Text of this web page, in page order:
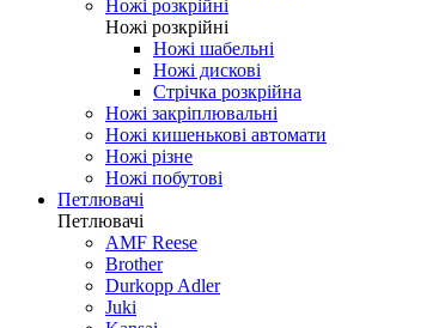
Ножі розкрійні
Ножі розкрійні
Ножі шабельні
Ножі дискові
Стрічка розкрійна
Ножі закріплювальні
Ножі кишенькові автомати
Ножі різне
Ножі побутові
Петлювачі
Петлювачі
AMF Reese
Brother
Durkopp Adler
Juki